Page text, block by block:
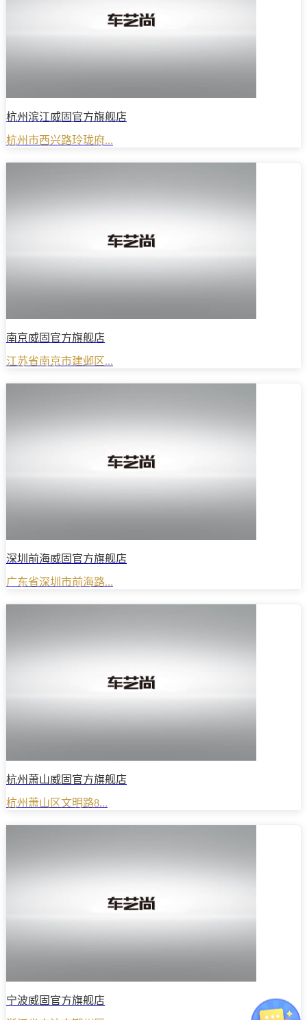
杭州滨江威固官方旗舰店
杭州市西兴路玲珑府...
南京威固官方旗舰店
江苏省南京市建邺区...
深圳前海威固官方旗舰店
广东省深圳市前海路...
杭州萧山威固官方旗舰店
杭州萧山区文明路8...
宁波威固官方旗舰店